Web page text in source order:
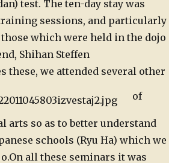
test. The ten-day stay was
sessions, and particularly
which were held in the dojo
Shihan Steffen
these, we attended several other
of
arts so as to better understand
schools (Ryu Ha) which we
On all these seminars it was